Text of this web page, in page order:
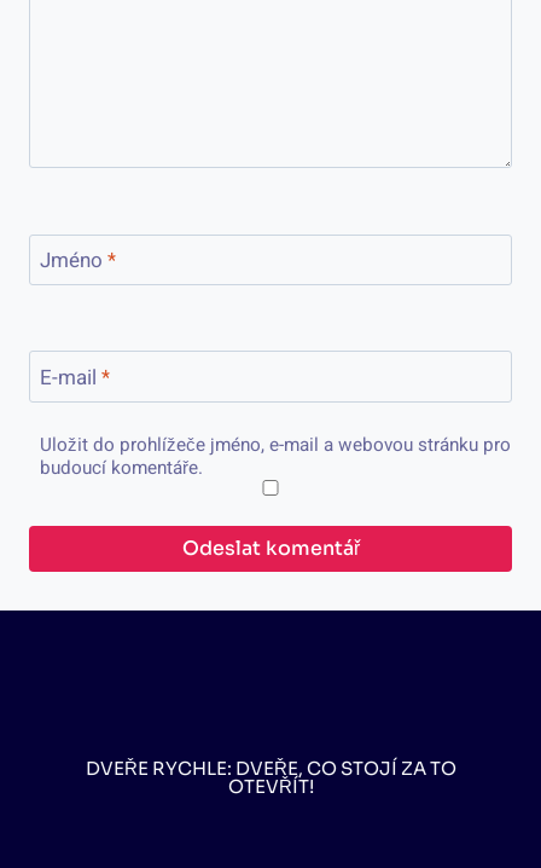
Jméno *
E-mail *
Uložit do prohlížeče jméno, e-mail a webovou stránku pro
budoucí komentáře.
DVEŘE RYCHLE: DVEŘE, CO STOJÍ ZA TO
OTEVŘÍT!